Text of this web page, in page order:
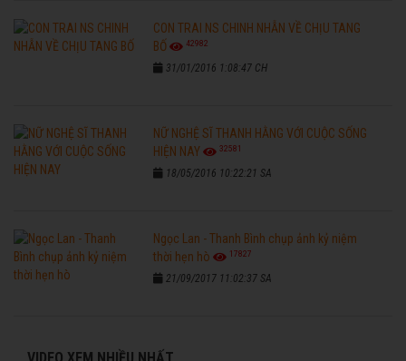
CON TRAI NS CHINH NHẪN VỀ CHỊU TANG
BỐ
42982
31/01/2016 1:08:47 CH
NỮ NGHỆ SĨ THANH HẰNG VỚI CUỘC SỐNG
HIỆN NAY
32581
18/05/2016 10:22:21 SA
Ngọc Lan - Thanh Bình chụp ảnh kỷ niệm
thời hẹn hò
17827
21/09/2017 11:02:37 SA
VIDEO XEM NHIỀU NHẤT